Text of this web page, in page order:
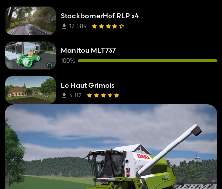
StockbornerHof RLP x4
12 589
Manitou MLT737
100%
Le Haut Grimois
4 112